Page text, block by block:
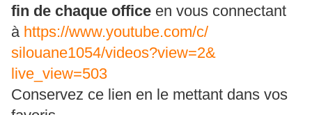
fin de chaque office en vous connectant
à https://www.youtube.com/c/
silouane1054/videos?view=2&
live_view=503
Conservez ce lien en le mettant dans vos